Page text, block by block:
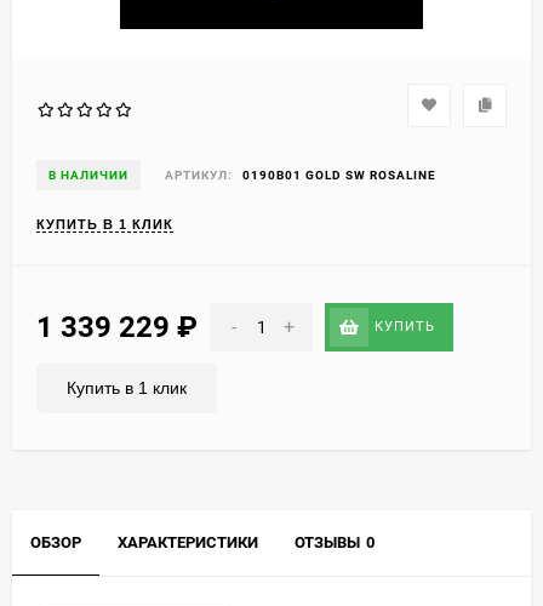
В НАЛИЧИИ АРТИКУЛ: 0190B01 GOLD SW ROSALINE
КУПИТЬ В 1 КЛИК
1 339 229 ₽ - + КУПИТЬ
Купить в 1 клик
ОБЗОР ХАРАКТЕРИСТИКИ ОТЗЫВЫ 0